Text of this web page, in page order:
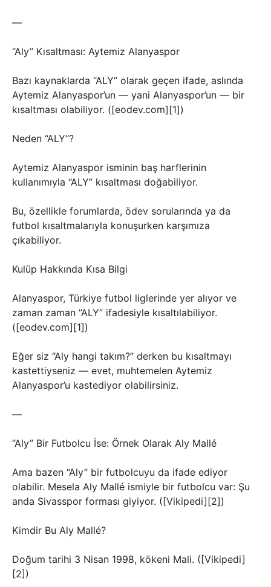
—
“Aly” Kısaltması: Aytemiz Alanyaspor
Bazı kaynaklarda “ALY” olarak geçen ifade, aslında
Aytemiz Alanyaspor’un — yani Alanyaspor’un — bir
kısaltması olabiliyor. ([eodev.com][1])
Neden “ALY”?
Aytemiz Alanyaspor isminin baş harflerinin
kullanımıyla “ALY” kısaltması doğabiliyor.
Bu, özellikle forumlarda, ödev sorularında ya da
futbol kısaltmalarıyla konuşurken karşımıza
çıkabiliyor.
Kulüp Hakkında Kısa Bilgi
Alanyaspor, Türkiye futbol liglerinde yer alıyor ve
zaman zaman “ALY” ifadesiyle kısaltılabiliyor.
([eodev.com][1])
Eğer siz “Aly hangi takım?” derken bu kısaltmayı
kastettiyseniz — evet, muhtemelen Aytemiz
Alanyaspor’u kastediyor olabilirsiniz.
—
“Aly” Bir Futbolcu İse: Örnek Olarak Aly Mallé
Ama bazen “Aly” bir futbolcuyu da ifade ediyor
olabilir. Mesela Aly Mallé ismiyle bir futbolcu var: Şu
anda Sivasspor forması giyiyor. ([Vikipedi][2])
Kimdir Bu Aly Mallé?
Doğum tarihi 3 Nisan 1998, kökeni Mali. ([Vikipedi]
[2])